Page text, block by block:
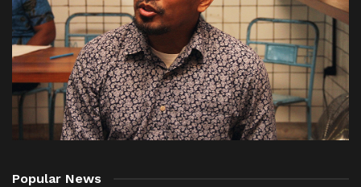
Popular News